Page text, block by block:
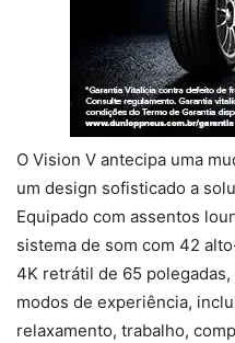
O Vision V antecipa uma
um design sofisticado a
Equipado com assentos
sistema de som com 42
4K retrátil de 65
modos de experiência,
relaxamento, trabalho,